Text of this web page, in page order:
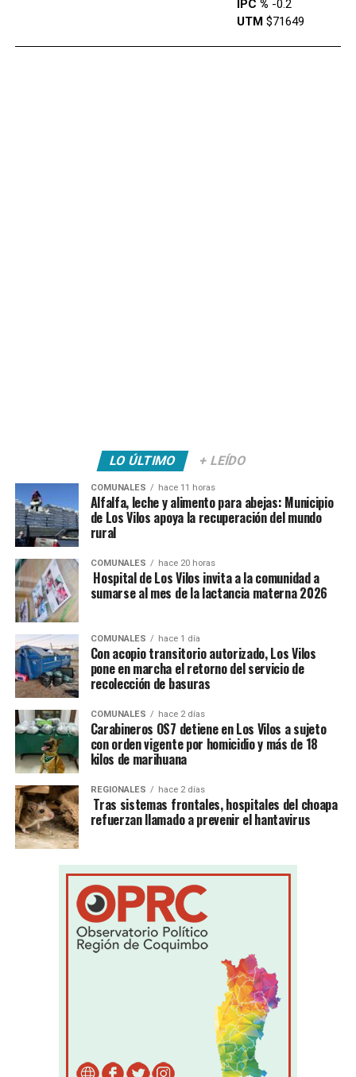
IPC % -0.2
UTM$71649
LO ÚLTIMO + LEÍDO
COMUNALES hace 11 horas
Alfalfa, leche y alimento para abejas: Municipio
de Los Vilos apoya la recuperación del mundo
rural
COMUNALES hace 20 horas
Hospital de Los Vilos invita a la comunidad a
sumarse al mes de la lactancia materna 2026
COMUNALES hace 1 día
Con acopio transitorio autorizado, Los Vilos
pone en marcha el retorno del servicio de
recolección de basuras
COMUNALES hace 2 días
Carabineros OS7 detiene en Los Vilos a sujeto
con orden vigente por homicidio y más de 18
kilos de marihuana
REGIONALES hace 2 días
Tras sistemas frontales, hospitales del choapa
refuerzan llamado a prevenir el hantavirus